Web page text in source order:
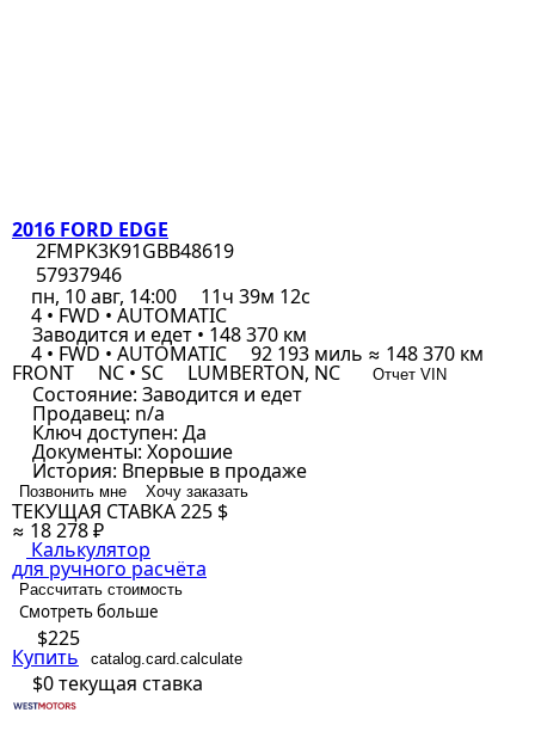
2016 FORD EDGE
2FMPK3K91GBB48619
57937946
пн, 10 авг, 14:00
11ч 39м 12с
4 • FWD • AUTOMATIC
Заводится и едет • 148 370 км
4 • FWD • AUTOMATIC 92 193 миль ≈ 148 370 км
FRONT NC • SC LUMBERTON, NC Отчет VIN
Состояние: Заводится и едет
Продавец: n/a
Ключ доступен: Да
Документы: Хорошие
История: Впервые в продаже
Позвонить мне Хочу заказать
ТЕКУЩАЯ СТАВКА225 $
≈ 18 278 ₽
Калькулятор
для ручного расчёта
Рассчитать стоимость
Смотреть больше
$225
Купить catalog.card.calculate
$0текущая ставка